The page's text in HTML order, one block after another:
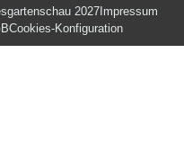
2027Impressum
Cookies-Konfiguration